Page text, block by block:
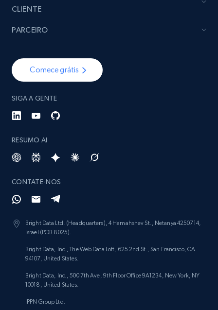
Comece grátis
SIGA A GENTE
RESUMO AI
CONTATE-NOS
Bright Data Ltd. (Headquarters), 4 Hamahshev St., Netanya 4250714,
Israel (POB 8025).
Bright Data, Inc., The Web Data Loft, 625 2nd St., San Francisco, CA
94107, United States.
Bright Data, Inc., 500 7th Ave, 9th Floor Office 9A1234, New York, NY
10018, United States.
IPPN Group Ltd.
CLIENTE
PARCEIRO